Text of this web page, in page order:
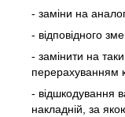
- заміни на
- відповідного
- замінити на
перерахуванням
- відшкодування
накладній, за